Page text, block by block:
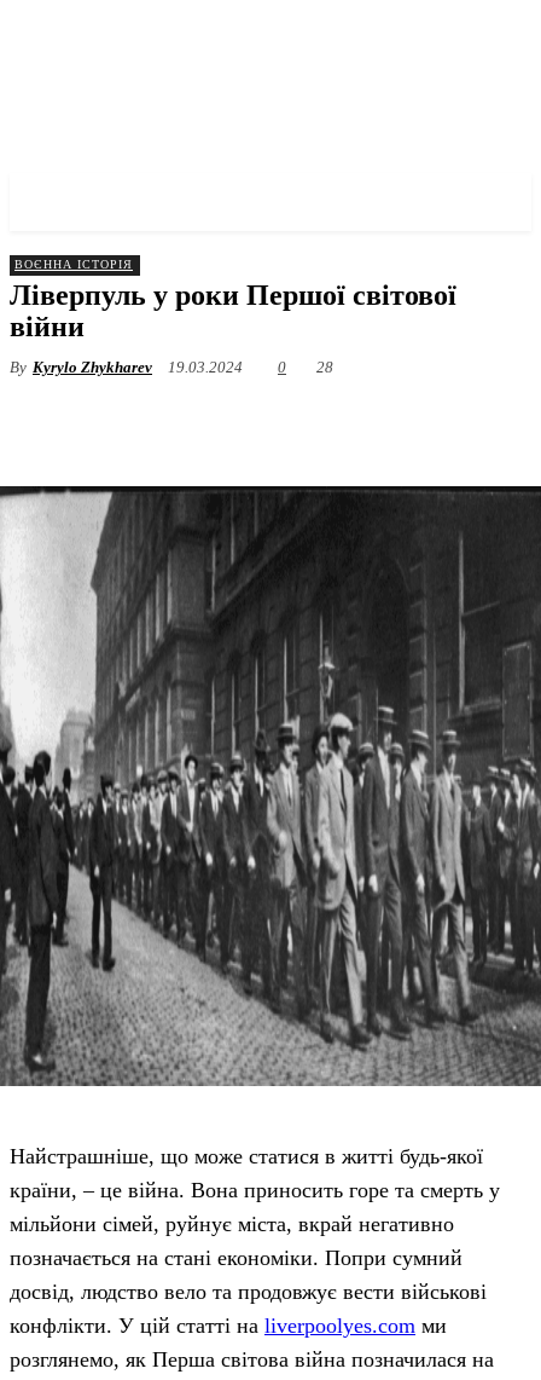
ВОЄННА ІСТОРІЯ
Ліверпуль у роки Першої світової
війни
By Kyrylo Zhykharev 19.03.2024 0 28
Найстрашніше, що може статися в житті будь-якої
країни, – це війна. Вона приносить горе та смерть у
мільйони сімей, руйнує міста, вкрай негативно
позначається на стані економіки. Попри сумний
досвід, людство вело та продовжує вести військові
конфлікти. У цій статті на liverpoolyes.com ми
розглянемо, як Перша світова війна позначилася на